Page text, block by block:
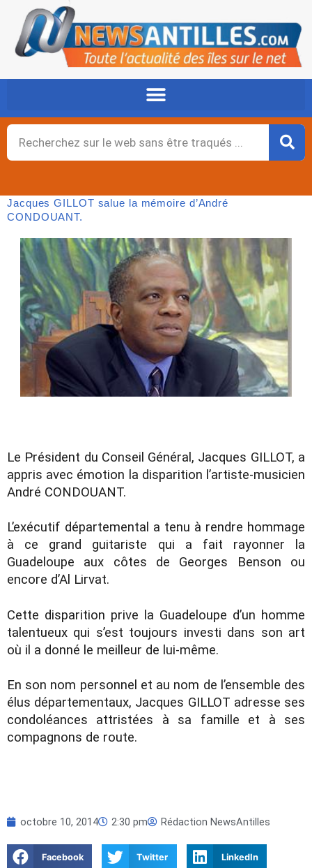
contenu
Rechercher
Jacques GILLOT salue la mémoire d’André
CONDOUANT.
Le Président du Conseil Général, Jacques GILLOT, a
appris avec émotion la disparition l’artiste-musicien
André CONDOUANT.
L’exécutif départemental a tenu à rendre hommage
à ce grand guitariste qui a fait rayonner la
Guadeloupe aux côtes de Georges Benson ou
encore d’Al Lirvat.
Cette disparition prive la Guadeloupe d’un homme
talentueux qui s’est toujours investi dans son art
où il a donné le meilleur de lui-même.
En son nom personnel et au nom de l’ensemble des
élus départementaux, Jacques GILLOT adresse ses
condoléances attristées à sa famille et à ses
compagnons de route.
octobre 10, 2014 2:30 pm Rédaction NewsAntilles
Facebook Twitter LinkedIn